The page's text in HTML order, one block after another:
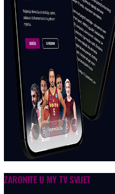
ZARONITE U MY TV SVIJET